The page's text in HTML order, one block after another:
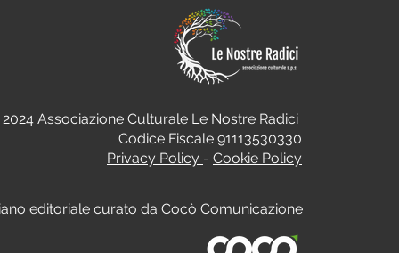
Associazione Culturale Le Nostre Radici
Codice Fiscale 91113530330
Privacy Policy - Cookie Policy
editoriale curato da Cocò Comunicazione